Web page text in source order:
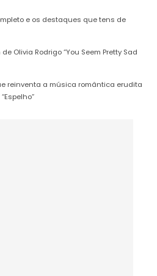
e os destaques que tens de
Olivia Rodrigo “You Seem Pretty Sad
reinventa a música romântica erudita